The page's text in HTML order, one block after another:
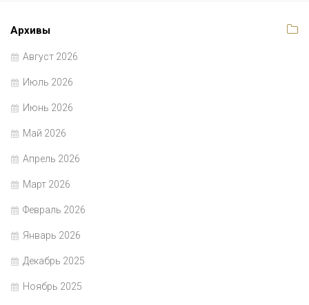
Архивы
Август 2026
Июль 2026
Июнь 2026
Май 2026
Апрель 2026
Март 2026
Февраль 2026
Январь 2026
Декабрь 2025
Ноябрь 2025